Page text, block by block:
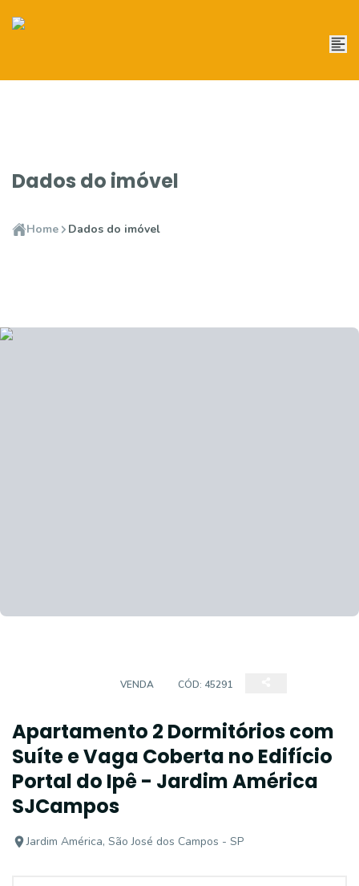
Dados do imóvel
Home Dados do imóvel
VENDA CÓD: 45291
Apartamento 2 Dormitórios com
Suíte e Vaga Coberta no Edifício
Portal do Ipê - Jardim América
SJCampos
Jardim América, São José dos Campos - SP